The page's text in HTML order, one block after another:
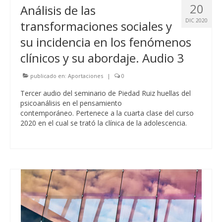
20
DIC 2020
Análisis de las
transformaciones sociales y
su incidencia en los fenómenos
clínicos y su abordaje. Audio 3
publicado en: Aportaciones | 0
Tercer audio del seminario de Piedad Ruiz huellas del
psicoanálisis en el pensamiento
contemporáneo. Pertenece a la cuarta clase del curso
2020 en el cual se trató la clínica de la adolescencia.